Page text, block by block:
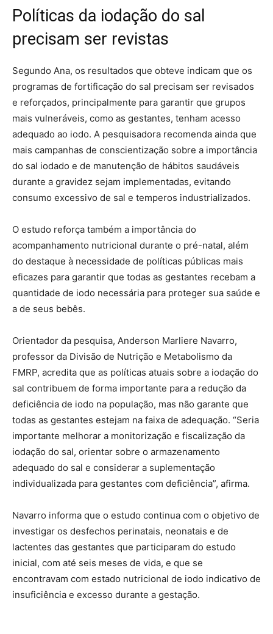
Políticas da iodação do sal
precisam ser revistas
Segundo Ana, os resultados que obteve indicam que os
programas de fortificação do sal precisam ser revisados
e reforçados, principalmente para garantir que grupos
mais vulneráveis, como as gestantes, tenham acesso
adequado ao iodo. A pesquisadora recomenda ainda que
mais campanhas de conscientização sobre a importância
do sal iodado e de manutenção de hábitos saudáveis
durante a gravidez sejam implementadas, evitando
consumo excessivo de sal e temperos industrializados.
O estudo reforça também a importância do
acompanhamento nutricional durante o pré-natal, além
do destaque à necessidade de políticas públicas mais
eficazes para garantir que todas as gestantes recebam a
quantidade de iodo necessária para proteger sua saúde e
a de seus bebês.
Orientador da pesquisa, Anderson Marliere Navarro,
professor da Divisão de Nutrição e Metabolismo da
FMRP, acredita que as políticas atuais sobre a iodação do
sal contribuem de forma importante para a redução da
deficiência de iodo na população, mas não garante que
todas as gestantes estejam na faixa de adequação. “Seria
importante melhorar a monitorização e fiscalização da
iodação do sal, orientar sobre o armazenamento
adequado do sal e considerar a suplementação
individualizada para gestantes com deficiência”, afirma.
Navarro informa que o estudo continua com o objetivo de
investigar os desfechos perinatais, neonatais e de
lactentes das gestantes que participaram do estudo
inicial, com até seis meses de vida, e que se
encontravam com estado nutricional de iodo indicativo de
insuficiência e excesso durante a gestação.